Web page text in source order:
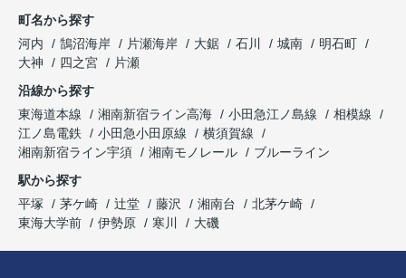
町名から探す
河内
鵠沼海岸 片瀬海岸 大鋸 石川 城南
明石町
大神
四之宮
片瀬
沿線から探す
東海道本線
湘南新宿ライン高海 小田急江ノ島線
相模線
江ノ島電鉄
小田急小田原線
横須賀線
湘南新宿ライン宇須
湘南モノレール
ブルーライン
駅から探す
平塚
茅ケ崎 辻堂 藤沢 湘南台
北茅ケ崎
東海大学前
伊勢原 寒川 大磯